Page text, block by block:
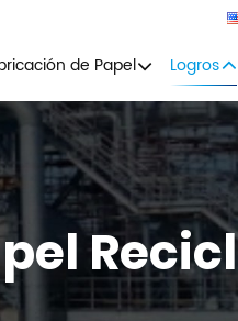
de Papel Logros